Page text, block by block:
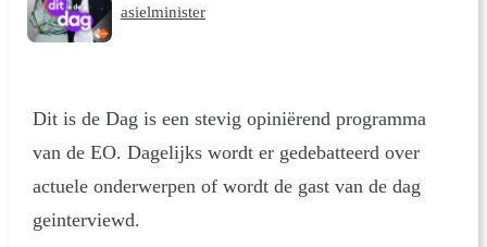
asielminister
Dit is de Dag is een stevig opiniërend programma
van de EO. Dagelijks wordt er gedebatteerd over
actuele onderwerpen of wordt de gast van de dag
geinterviewd.